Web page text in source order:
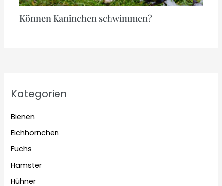
Können Kaninchen schwimmen?
Kategorien
Bienen
Eichhörnchen
Fuchs
Hamster
Hühner